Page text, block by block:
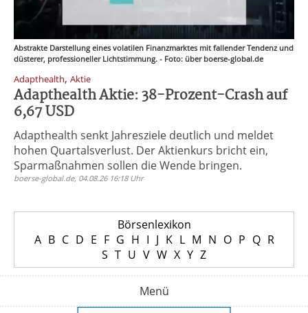
Abstrakte Darstellung eines volatilen Finanzmarktes mit fallender Tendenz und
düsterer, professioneller Lichtstimmung. - Foto: über boerse-global.de
Adapthealth, Aktie
Adapthealth Aktie: 38-Prozent-Crash auf
6,67 USD
Adapthealth senkt Jahresziele deutlich und meldet
hohen Quartalsverlust. Der Aktienkurs bricht ein,
Sparmaßnahmen sollen die Wende bringen.
boerse-global.de, 04.08.26 16:18 Uhr
Börsenlexikon
A B C D E F G H I J K L M N O P Q R
S T U V W X Y Z
Menü